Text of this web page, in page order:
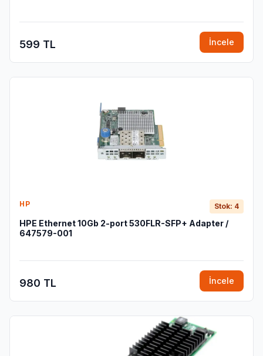
599 TL İncele
HP Stok: 4
HPE Ethernet 10Gb 2-port 530FLR-SFP+ Adapter /
647579-001
980 TL İncele